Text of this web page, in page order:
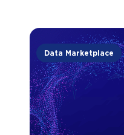
Data Marketplace